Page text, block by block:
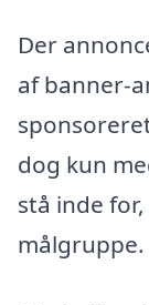
Der
af banner-
dog kun
stå inde
målgruppe.